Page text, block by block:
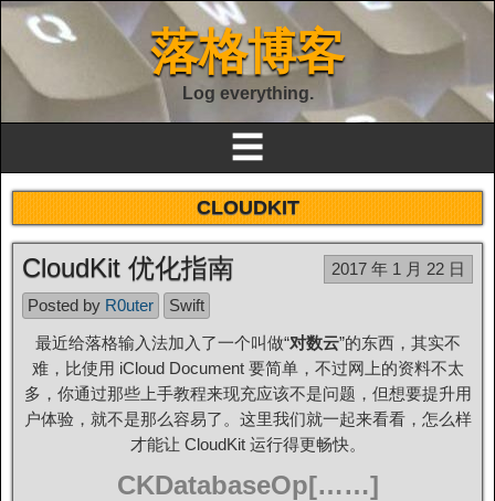
落格博客
Log everything.
☰
CLOUDKIT
CloudKit 优化指南
2017 年 1 月 22 日
Posted by R0uter
Swift
最近给落格输入法加入了一个叫做“对数云”的东西，其实不
难，比使用 iCloud Document 要简单，不过网上的资料不太
多，你通过那些上手教程来现充应该不是问题，但想要提升用
户体验，就不是那么容易了。这里我们就一起来看看，怎么样
才能让 CloudKit 运行得更畅快。
CKDatabaseOp[……]